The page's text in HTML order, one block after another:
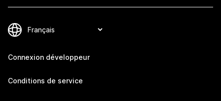
Connexion développeur
Conditions de service